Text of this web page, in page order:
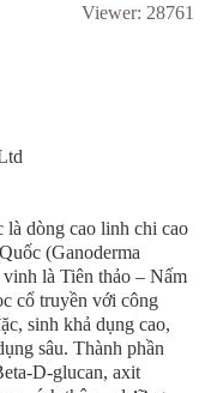
Viewer: 28761
dòng cao linh chi cao
(Ganoderma
là Tiên thảo – Nấm
cổ truyền với công
sinh khả dụng cao,
sâu. Thành phần
D-glucan, axit